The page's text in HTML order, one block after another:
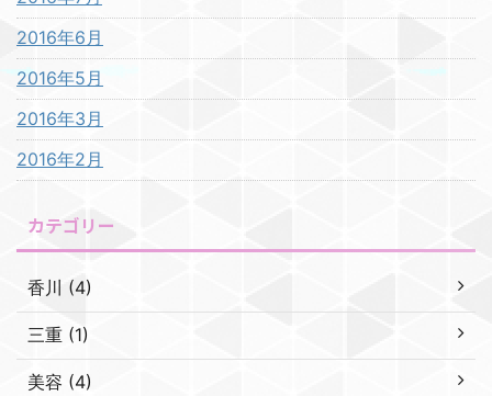
2016年6月
2016年5月
2016年3月
2016年2月
カテゴリー
香川 (4)
三重 (1)
美容 (4)